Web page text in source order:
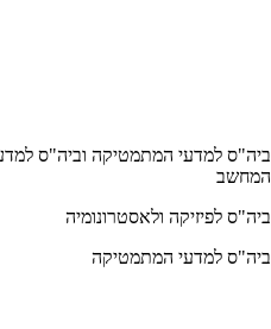
ביה"ס למדעי המתמטיקה וביה"ס
המחשב
ביה"ס לפיזיקה ולאסטרונומיה
ביה"ס למדעי המתמטיקה